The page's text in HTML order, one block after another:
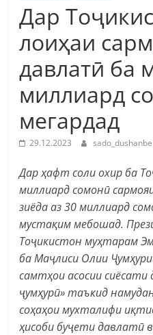
Дар
лоиҳаи
давлатӣ ба
миллиард
мегардад
29.12.2023 sado_dushanbe
Дар ҳафт соли охир ба
миллиард сомонӣ
зиёда аз 30 миллиард
мустақим мебошад.
Тоҷикистон муҳтарам
ба Маҷлиси Олии
самтҳои асосии сиёсати
ҷумҳурӣ» таъкид
соҳаҳои мухталифи
ҳисоби буҷети давлатӣ